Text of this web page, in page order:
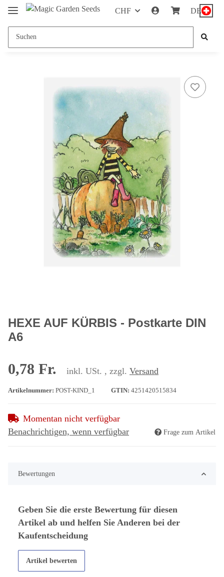
CHF DE
HEXE AUF KÜRBIS - Postkarte DIN
A6
0,78 Fr. inkl. USt. , zzgl. Versand
Artikelnummer: POST-KIND_1 GTIN: 4251420515834
Momentan nicht verfügbar
Benachrichtigen, wenn verfügbar
Frage zum Artikel
Bewertungen
Geben Sie die erste Bewertung für diesen
Artikel ab und helfen Sie Anderen bei der
Kaufentscheidung
Artikel bewerten